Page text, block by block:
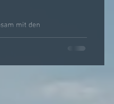
mit den
Ausflug auf dem
Um 12:30 Uhr trafen sich
Führung durch die